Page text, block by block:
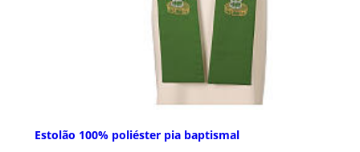
Estolão 100% poliéster pia baptismal